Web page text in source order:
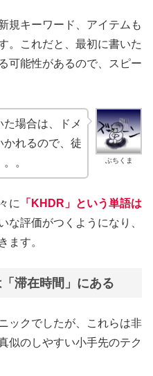
規キーワード、アイテムも
。これだと、最初に書いた
可能性があるので、スピー
ぶちくま
場合は、ドメ
かれるので、徒
。
に
「KHDR」という単語は
な評価がつくようになり、
ます。
滞在時間」にある
ックでしたが、これらは非
似のしやすい小手先のテク